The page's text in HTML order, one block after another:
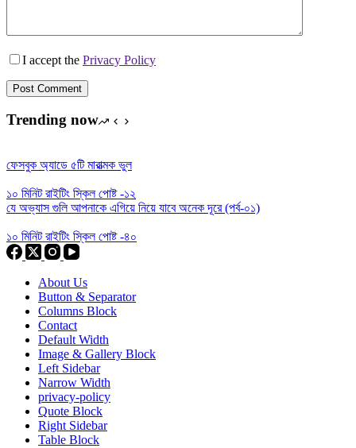
I accept the Privacy Policy
Post Comment
Trending now
ফেসবুক অ্যাডে ৫টি মারাত্মক ভুল
১০ মিনিট রাইটিং স্কিল পোষ্ট -১২
যে অভ্যাস গুলি আপনাকে এগিয়ে নিয়ে যাবে অনেক দূরে (পর্ব-০১)
১০ মিনিট রাইটিং স্কিল পোষ্ট -৪০
About Us
Button & Separator
Columns Block
Contact
Default Width
Image & Gallery Block
Left Sidebar
Narrow Width
privacy-policy
Quote Block
Right Sidebar
Table Block